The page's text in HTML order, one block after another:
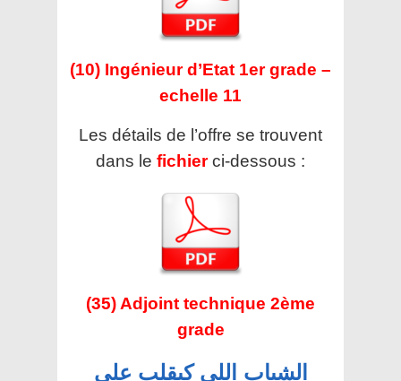
(10) Ingénieur d’Etat 1er grade –
echelle 11
Les détails de l’offre se trouvent
dans le fichier ci-dessous :
(35) Adjoint technique 2ème
grade
الشباب اللي كيقلب على